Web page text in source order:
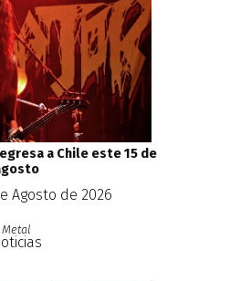
a Chile este 15 de
Agosto de 2026
Metal